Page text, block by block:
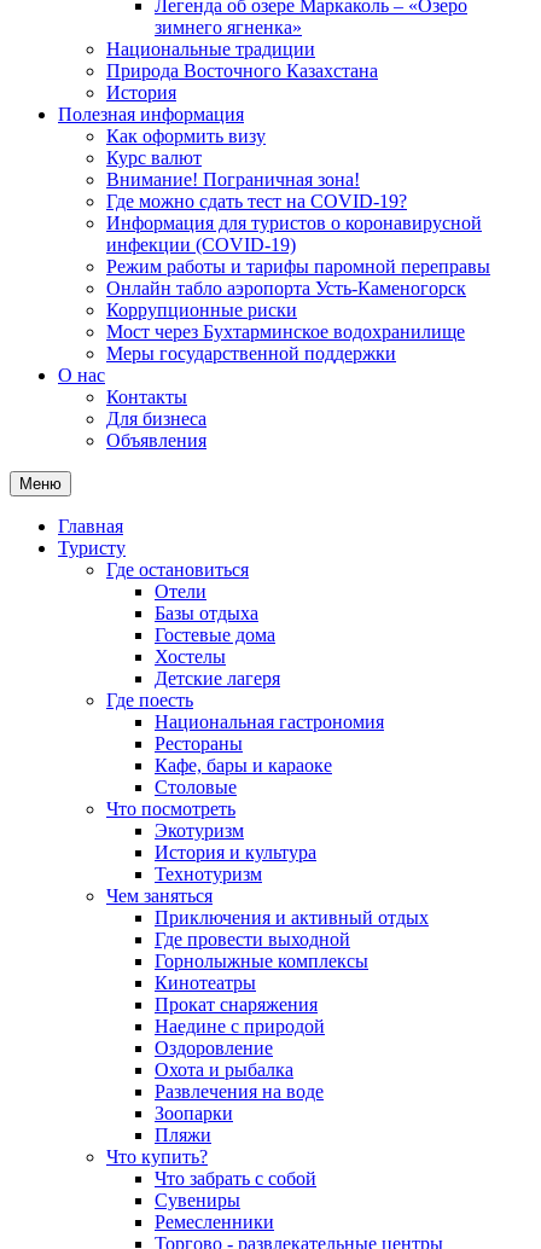
Легенда об озере Маркаколь – «Озеро
зимнего ягненка»
Национальные традиции
Природа Восточного Казахстана
История
Полезная информация
Как оформить визу
Курс валют
Внимание! Пограничная зона!
Где можно сдать тест на COVID-19?
Информация для туристов о коронавирусной
инфекции (COVID-19)
Режим работы и тарифы паромной переправы
Онлайн табло аэропорта Усть-Каменогорск
Коррупционные риски
Мост через Бухтарминское водохранилище
Меры государственной поддержки
О нас
Контакты
Для бизнеса
Объявления
Меню
Главная
Туристу
Где остановиться
Отели
Базы отдыха
Гостевые дома
Хостелы
Детские лагеря
Где поесть
Национальная гастрономия
Рестораны
Кафе, бары и караоке
Столовые
Что посмотреть
Экотуризм
История и культура
Технотуризм
Чем заняться
Приключения и активный отдых
Где провести выходной
Горнолыжные комплексы
Кинотеатры
Прокат снаряжения
Наедине с природой
Оздоровление
Охота и рыбалка
Развлечения на воде
Зоопарки
Пляжи
Что купить?
Что забрать с собой
Сувениры
Ремесленники
Торгово - развлекательные центры